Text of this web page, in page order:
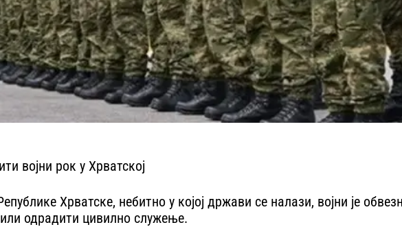
војни рок у Хрватској
Хрватске, небитно у којој држави се налази, војни је
одрадити цивилно служење.